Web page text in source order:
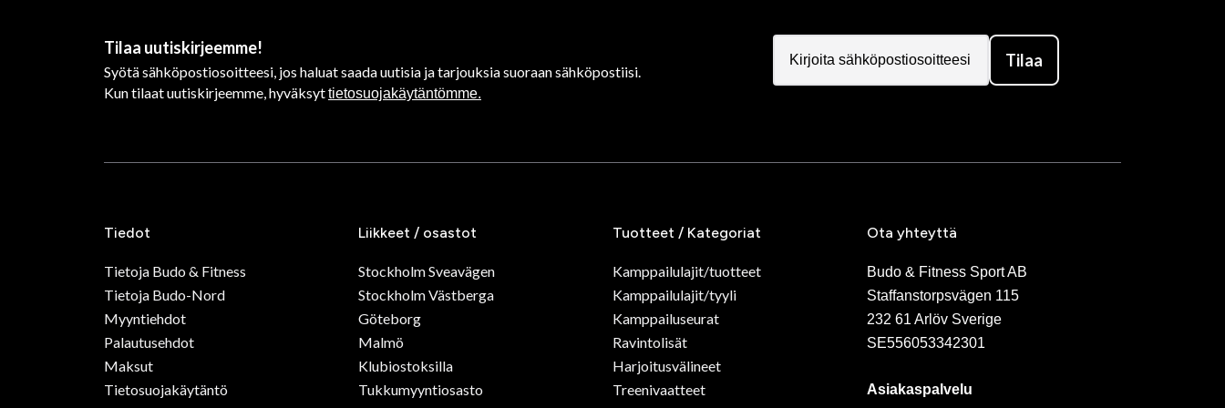
Tilaa uutiskirjeemme!
Syötä sähköpostiosoitteesi, jos haluat saada uutisia ja tarjouksia suoraan sähköpostiisi.
Kun tilaat uutiskirjeemme, hyväksyttietosuojakäytäntömme.
Tilaa
Tiedot
Tietoja Budo & Fitness
Tietoja Budo-Nord
Myyntiehdot
Palautusehdot
Maksut
Tietosuojakäytäntö
Liikkeet / osastot
Stockholm Sveavägen
Stockholm Västberga
Göteborg
Malmö
Klubiostoksilla
Tukkumyyntiosasto
Tuotteet / Kategoriat
Kamppailulajit/tuotteet
Kamppailulajit/tyyli
Kamppailuseurat
Ravintolisät
Harjoitusvälineet
Treenivaatteet
Ota yhteyttä
Budo & Fitness Sport AB
Staffanstorpsvägen 115
232 61 Arlöv Sverige
SE556053342301
Asiakaspalvelu